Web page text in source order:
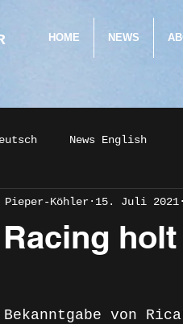
HOME NEWS
News English
Köhler 15. Juli 2021
Bekanntgabe von